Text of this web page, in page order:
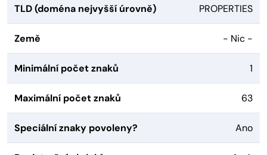
TLD (doména nejvyšší úrovně) PROPERTIES
Země - Nic -
Minimální počet znaků 1
Maximální počet znaků 63
Speciální znaky povoleny? Ano